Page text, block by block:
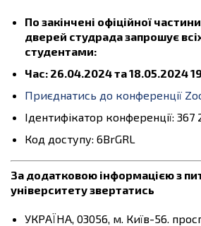
По закінчені офіційної
дверей студрада запрошує всіх
студентами:
Час: 26.04.2024 та 18.05.2024
Приєднатись до конференції
Ідентифікатор конференції: 367
Код доступу: 6BrGRL
За додатковою інформацією з
університету звертатись
УКРАЇНА, 03056, м. Київ-56.